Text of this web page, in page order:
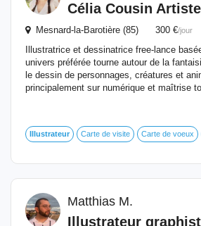
Célia Cousin Artiste
Mesnard-la-Barotière (85) 300 €/jour
Illustratrice et dessinatrice free-lance
univers préférée tourne autour de la
le dessin de personnages, créatures et
principalement sur numérique et maîtrise
Illustrateur Carte de visite Carte de voeux
Matthias M.
Illustrateur